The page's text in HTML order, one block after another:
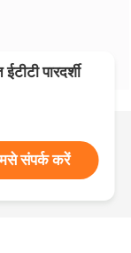
पारदर्शी
संपर्क करें